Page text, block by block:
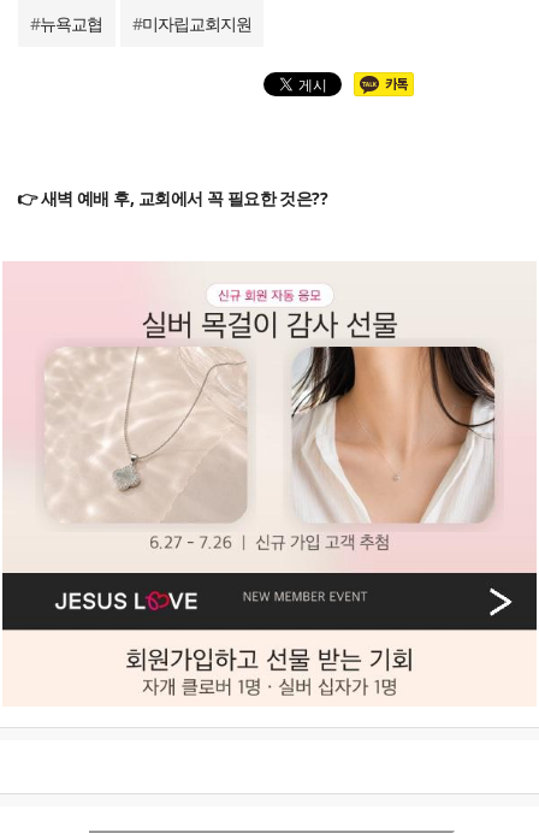
#뉴욕교협 #미자립교회지원
👉 새벽 예배 후, 교회에서 꼭 필요한 것은??